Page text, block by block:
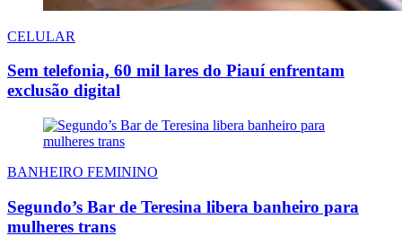
CELULAR
Sem telefonia, 60 mil lares do Piauí enfrentam
exclusão digital
BANHEIRO FEMININO
Segundo’s Bar de Teresina libera banheiro para
mulheres trans